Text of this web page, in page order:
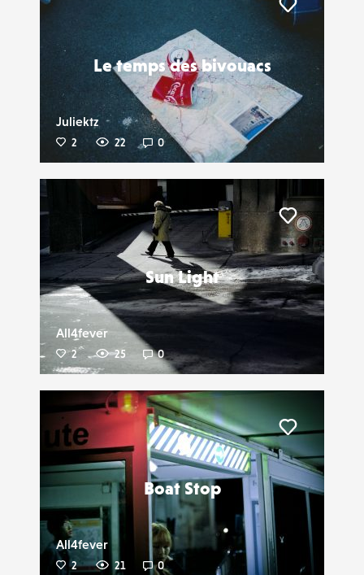
Le temps des bivouacs
Juliektz
2 22 0
Liker
Sun Light
All4fever
2 25 0
Boat Stop
All4fever
2 21 0
Liker